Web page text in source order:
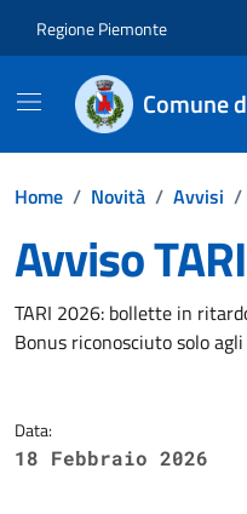
Regione Piemonte
Comune
Home / Novità / Avvisi /
Avviso TARI
Dettagli
TARI 2026: bollette in
Bonus riconosciuto solo
Data:
18 Febbraio 2026